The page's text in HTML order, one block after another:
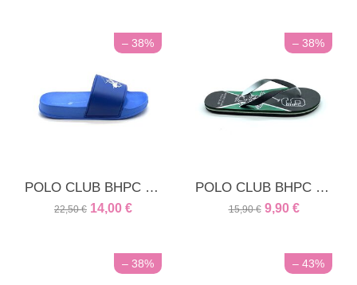
– 38%
POLO CLUB BHPC unisex παντόφλα ρόαγιαλ
22,50 € 14,00 €
– 38%
POLO CLUB BHPC Ανδρική - εφηβική παντόφλα μαύρη
15,90 € 9,90 €
– 38% – 43%